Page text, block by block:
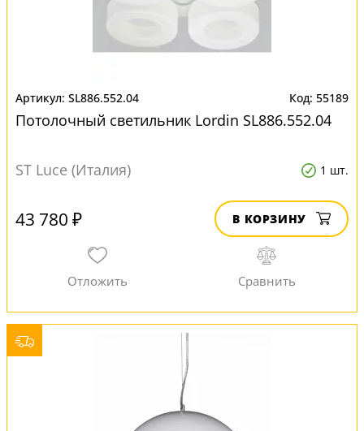
SL886.552.04 55189
Потолочный светильник Lordin SL886.552.04
ST Luce (Италия) 1 шт.
43 780 ₽ В КОРЗИНУ